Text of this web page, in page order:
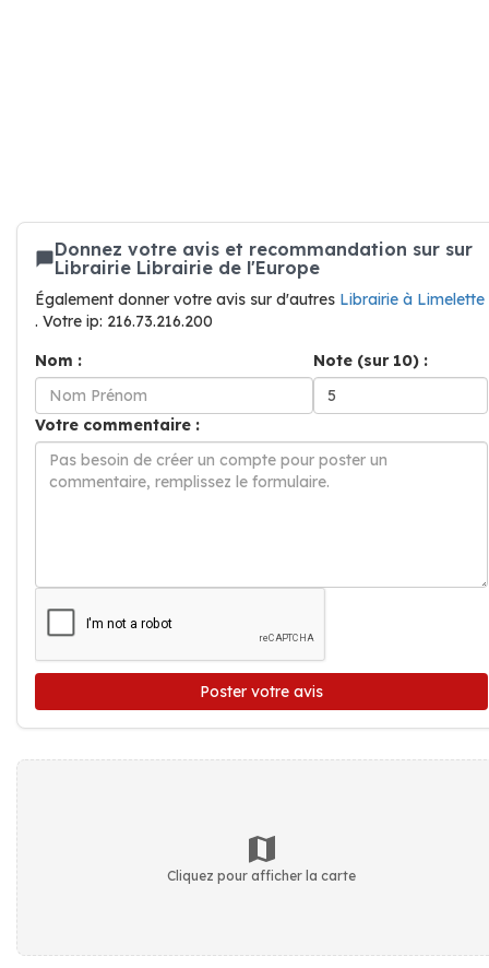
Donnez votre avis et recommandation sur sur
Librairie Librairie de l'Europe
Également donner votre avis sur d'autres Librairie à Limelette
. Votre ip: 216.73.216.200
Nom :
Note (sur 10) :
Votre commentaire :
Poster votre avis
Cliquez pour afficher la carte